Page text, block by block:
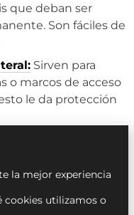
que deban ser
Son fáciles de
Sirven para
o marcos de acceso
le da protección
le da un toque
de estilo
de lujo.
la mejor experiencia
cookies utilizamos o